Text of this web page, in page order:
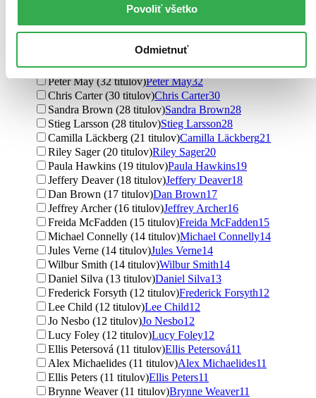
Povoliť všetko
Odmietnuť
Emily Brontë (105 titulov)Emily Brontë
Emily Bronte (101 titulov)Emily Bronte101
Stephen King (68 titulov)Stephen King
Agatha Christie (67 titulov)Agatha Christie67
Peter May (32 titulov)Peter May32
Chris Carter (30 titulov)Chris Carter30
Sandra Brown (28 titulov)Sandra Brown28
Stieg Larsson (28 titulov)Stieg Larsson28
Camilla Läckberg (21 titulov)Camilla Läckberg21
Riley Sager (20 titulov)Riley Sager20
Paula Hawkins (19 titulov)Paula Hawkins19
Jeffery Deaver (18 titulov)Jeffery Deaver18
Dan Brown (17 titulov)Dan Brown17
Jeffrey Archer (16 titulov)Jeffrey Archer16
Freida McFadden (15 titulov)Freida McFadden15
Michael Connelly (14 titulov)Michael Connelly14
Jules Verne (14 titulov)Jules Verne14
Wilbur Smith (14 titulov)Wilbur Smith14
Daniel Silva (13 titulov)Daniel Silva13
Frederick Forsyth (12 titulov)Frederick Forsyth12
Lee Child (12 titulov)Lee Child12
Jo Nesbo (12 titulov)Jo Nesbo12
Lucy Foley (12 titulov)Lucy Foley12
Ellis Petersová (11 titulov)Ellis Petersová11
Alex Michaelides (11 titulov)Alex Michaelides11
Ellis Peters (11 titulov)Ellis Peters11
Brynne Weaver (11 titulov)Brynne Weaver11